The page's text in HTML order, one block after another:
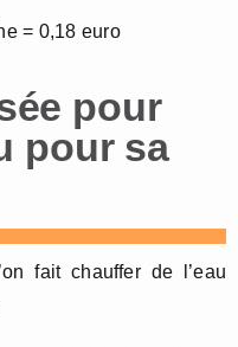
= 0,18 euro
pour
pour sa
fait chauffer de l’eau